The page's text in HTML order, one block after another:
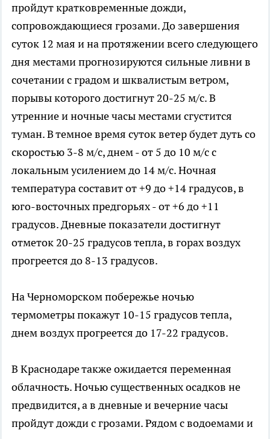
пройдут кратковременные дожди,
сопровождающиеся грозами. До завершения
суток 12 мая и на протяжении всего следующего
дня местами прогнозируются сильные ливни в
сочетании с градом и шквалистым ветром,
порывы которого достигнут 20-25 м/с. В
утренние и ночные часы местами сгустится
туман. В темное время суток ветер будет дуть со
скоростью 3-8 м/с, днем - от 5 до 10 м/с с
локальным усилением до 14 м/с. Ночная
температура составит от +9 до +14 градусов, в
юго-восточных предгорьях - от +6 до +11
градусов. Дневные показатели достигнут
отметок 20-25 градусов тепла, в горах воздух
прогреется до 8-13 градусов.
На Черноморском побережье ночью
термометры покажут 10-15 градусов тепла,
днем воздух прогреется до 17-22 градусов.
В Краснодаре также ожидается переменная
облачность. Ночью существенных осадков не
предвидится, а в дневные и вечерние часы
пройдут дожди с грозами. Рядом с водоемами и